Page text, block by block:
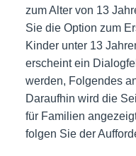
zum Alter von 13
Sie die Option zum
Kinder unter 13
erscheint ein
werden, Folgendes
Daraufhin wird die
für Familien
folgen Sie der